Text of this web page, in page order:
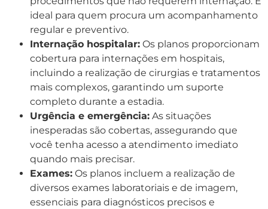
ideal para quem procura um acompanhamento
regular e preventivo.
Internação hospitalar: Os planos proporcionam
cobertura para internações em hospitais,
incluindo a realização de cirurgias e tratamentos
mais complexos, garantindo um suporte
completo durante a estadia.
Urgência e emergência: As situações
inesperadas são cobertas, assegurando que
você tenha acesso a atendimento imediato
quando mais precisar.
Exames: Os planos incluem a realização de
diversos exames laboratoriais e de imagem,
essenciais para diagnósticos precisos e